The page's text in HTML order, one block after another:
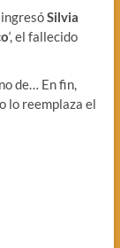
Silvia
‘, el fallecido
de… En fin,
lo reemplaza el